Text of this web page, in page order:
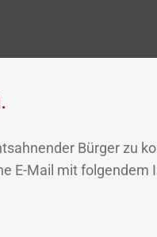
Bürger zu
E-Mail mit folgendem